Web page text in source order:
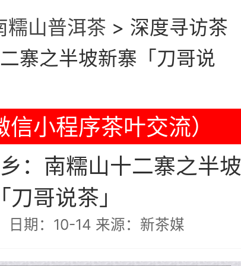
糯山普洱茶 > 深度寻访茶
寨之半坡新寨「刀哥说
小程序茶叶交流）
：南糯山十二寨之半坡
刀哥说茶」
日期：10-14 来源：新茶媒